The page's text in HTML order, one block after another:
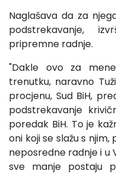
Naglašava da za
podstrekavanje,
pripremne radnje.
"Dakle ovo za
trenutku, naravno
procjenu, Sud BiH,
podstrekavanje
poredak BiH. To je
oni koji se slažu s
neposredne radnje i u
sve manje postaju